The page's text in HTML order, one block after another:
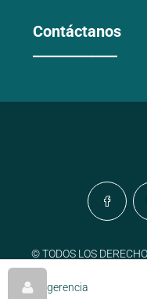
gerencia
Contáctanos
© TODOS LOS